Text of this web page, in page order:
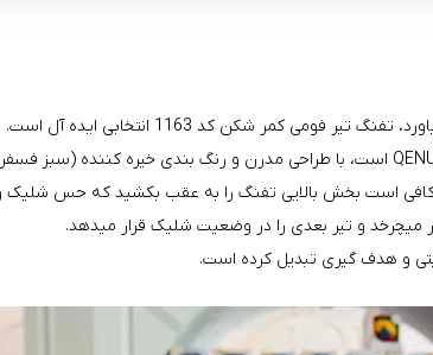
کمر شکن کد 1163 انتخابی ایده‌ آل است.
است بخش بالایی تفنگ را به عقب بکشید که حس شلیک
و تیر بعدی را در وضعیت شلیک قرار میدهد.
و هدف‌ گیری تبدیل کرده است.